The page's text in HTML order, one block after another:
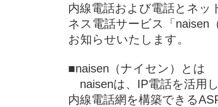
内線電話および電話とネッ
ネス電話サービス「naisen
お知らせいたします。
■naisen（ナイセン）とは
naisenは、IP電話を活用
内線電話網を構築できる